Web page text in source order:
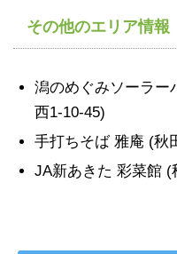
その他のエリア情報
潟のめぐみソーラー
西1-10-45)
手打ちそば 雅庵 (秋
JA新あきた 彩菜館 (